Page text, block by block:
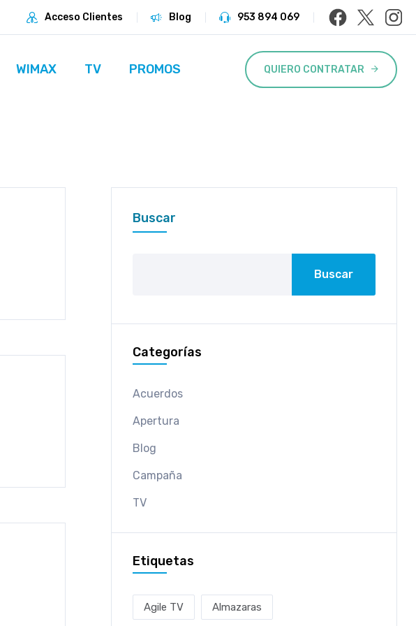
Acceso Clientes Blog 953 894 069
WIMAX TV PROMOS QUIERO CONTRATAR
Buscar
Buscar
Categorías
Acuerdos
Apertura
Blog
Campaña
TV
Etiquetas
Agile TV Almazaras